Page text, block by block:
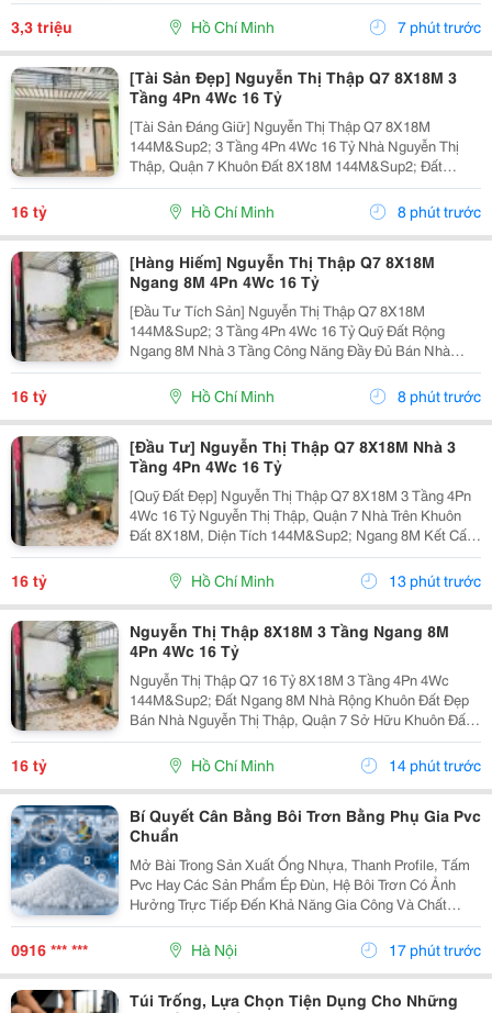
Thay Thế Cửa Gỗ Tự Nhiên Truyền Thống. Với Công
Nghệ...
3,3 triệu Hồ Chí Minh 7 phút trước
[Tài Sản Đẹp] Nguyễn Thị Thập Q7 8X18M 3
Tầng 4Pn 4Wc 16 Tỷ
[Tài Sản Đáng Giữ] Nguyễn Thị Thập Q7 8X18M
144M&Sup2; 3 Tầng 4Pn 4Wc 16 Tỷ Nhà Nguyễn Thị
Thập, Quận 7 Khuôn Đất 8X18M 144M&Sup2; Đất
Ngang 8M Nhà 3 Tầng 4 Phòng Ngủ &Ndash; 4 Toilet.
Thông Số 8X18M 144M&Sup2; Ngang 8M 3 Tầng 4Pn
4Wc. Điểm Đáng...
16 tỷ Hồ Chí Minh 8 phút trước
[Hàng Hiếm] Nguyễn Thị Thập Q7 8X18M
Ngang 8M 4Pn 4Wc 16 Tỷ
[Đầu Tư Tích Sản] Nguyễn Thị Thập Q7 8X18M
144M&Sup2; 3 Tầng 4Pn 4Wc 16 Tỷ Quỹ Đất Rộng
Ngang 8M Nhà 3 Tầng Công Năng Đầy Đủ Bán Nhà
Nguyễn Thị Thập, Quận 7 Khuôn Đất 8X18M, Tổng Diện
Tích 144M&Sup2; Ngang 8M Kết Cấu 3 Tầng 4 Phòng
Ngủ &Ndash; 4...
16 tỷ Hồ Chí Minh 8 phút trước
[Đầu Tư] Nguyễn Thị Thập Q7 8X18M Nhà 3
Tầng 4Pn 4Wc 16 Tỷ
[Quỹ Đất Đẹp] Nguyễn Thị Thập Q7 8X18M 3 Tầng 4Pn
4Wc 16 Tỷ Nguyễn Thị Thập, Quận 7 Nhà Trên Khuôn
Đất 8X18M, Diện Tích 144M&Sup2; Ngang 8M Kết Cấu
3 Tầng 4 Phòng Ngủ &Ndash; 4 Toilet. Thông Số 8X18M
144M&Sup2; Ngang 8M 3 Tầng 4Pn 4Wc. Lợi Thế...
16 tỷ Hồ Chí Minh 13 phút trước
Nguyễn Thị Thập 8X18M 3 Tầng Ngang 8M
4Pn 4Wc 16 Tỷ
Nguyễn Thị Thập Q7 16 Tỷ 8X18M 3 Tầng 4Pn 4Wc
144M&Sup2; Đất Ngang 8M Nhà Rộng Khuôn Đất Đẹp
Bán Nhà Nguyễn Thị Thập, Quận 7 Sở Hữu Khuôn Đất
8X18M, Tổng Diện Tích 144M&Sup2; Nhà Xây 3 Tầng
Gồm 4 Phòng Ngủ, 4 Toilet. Thông Tin Nhà Diện Tích:...
16 tỷ Hồ Chí Minh 14 phút trước
Bí Quyết Cân Bằng Bôi Trơn Bằng Phụ Gia Pvc
Chuẩn
Mở Bài Trong Sản Xuất Ống Nhựa, Thanh Profile, Tấm
Pvc Hay Các Sản Phẩm Ép Đùn, Hệ Bôi Trơn Có Ảnh
Hưởng Trực Tiếp Đến Khả Năng Gia Công Và Chất
Lượng Thành Phẩm. Nếu Lượng Chất Bôi Trơn Không
Phù Hợp, Nhựa Có Thể Bị Dính Thiết Bị, Khó Nóng
0916 *** *** Hà Nội 17 phút trước
Túi Trống, Lựa Chọn Tiện Dụng Cho Những